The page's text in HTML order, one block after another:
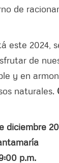
de
este 2024,
de
y en
naturales.
diciembre
p.m.